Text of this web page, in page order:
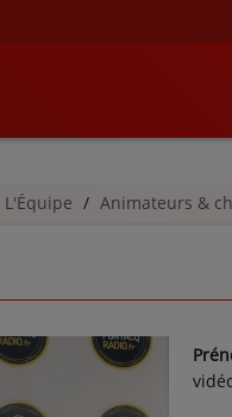
L'Équipe Animateurs &